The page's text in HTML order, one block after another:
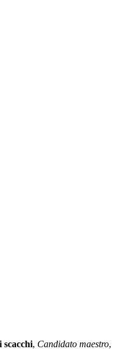
scacchi, Candidato maestro,